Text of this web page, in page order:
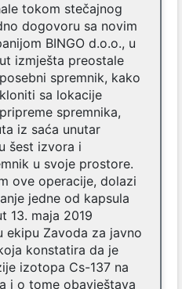
tokom stečajnog
dogovoru sa novim
BINGO d.o.o., u
izmješta preostale
spremnik, kako
sa lokacije
spremnika,
iz saća unutar
šest izvora i
u svoje prostore.
ove operacije, dolazi
jedne od kapsula
13. maja 2019
ekipu Zavoda za javno
konstatira da je
izotopa Cs-137 na
i o tome obavještava